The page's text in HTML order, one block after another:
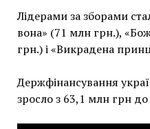
Лідерами за зборами
вона» (71 млн грн.),
грн.) і «Викрадена
Держфінансування
зросло з 63,1 млн грн